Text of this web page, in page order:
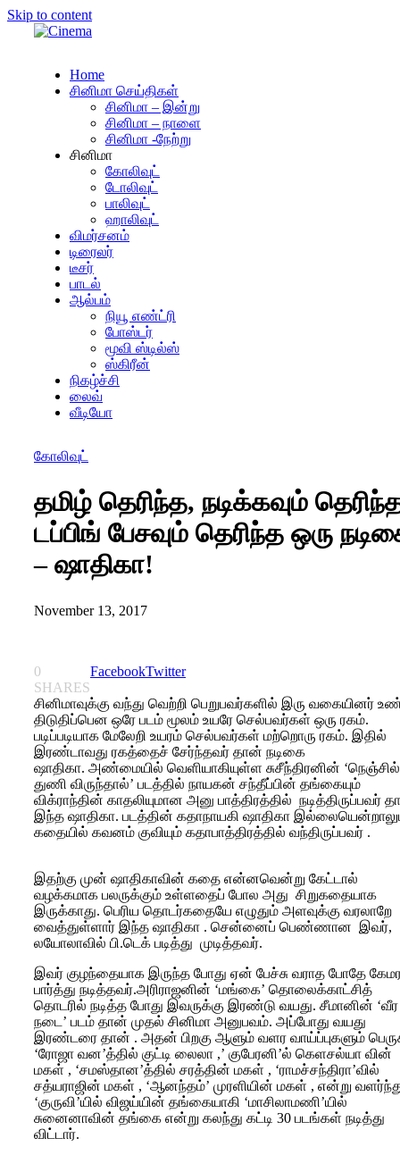
Skip to content
Home
சினிமா செய்திகள்
சினிமா – இன்று
சினிமா – நாளை
சினிமா -நேற்று
சினிமா
கோலிவுட்
டோலிவுட்
பாலிவுட்
ஹாலிவுட்
விமர்சனம்
டிரைலர்
டீசர்
பாடல்
ஆல்பம்
நியூ எண்ட்ரி
போஸ்டர்
மூவி ஸ்டில்ஸ்
ஸ்கிரீன்
நிகழ்ச்சி
லைவ்
வீடியோ
கோலிவுட்
தமிழ் தெரிந்த, நடிக்கவும்
டப்பிங் பேசவும் தெரிந்த ஒரு
– ஷாதிகா!
November 13, 2017
0
SHARES
FacebookTwitter
சினிமாவுக்கு வந்து வெற்றி பெறுபவர்களில் இரு வகையினர்
திடுதிப்பென ஒரே படம் மூலம் உயரே செல்பவர்கள் ஒரு ரகம்.
படிப்படியாக மேலேறி உயரம் செல்பவர்கள் மற்றொரு ரகம். இதில்
இரண்டாவது ரகத்தைச் சேர்ந்தவர் தான் நடிகை
ஷாதிகா. அண்மையில் வெளியாகியுள்ள சுசீந்திரனின் ‘நெஞ்சில்
துணி விருந்தால்’ படத்தில் நாயகன் சந்தீப்பின் தங்கையும்
விக்ராந்தின் காதலியுமான அனு பாத்திரத்தில் நடித்திருப்பவர்
இந்த ஷாதிகா. படத்தின் கதாநாயகி ஷாதிகா
கதையில் கவனம் குவியும் கதாபாத்திரத்தில் வந்திருப்பவர் .
இதற்கு முன் ஷாதிகாவின் கதை என்னவென்று கேட்டால்
வழக்கமாக பலருக்கும் உள்ளதைப் போல அது சிறுகதையாக
இருக்காது. பெரிய தொடர்கதையே எழுதும் அளவுக்கு வரலாறே
வைத்துள்ளார் இந்த ஷாதிகா . சென்னைப் பெண்ணான இவர்,
லயோலாவில் பி.டெக் படித்து முடித்தவர்.
இவர் குழந்தையாக இருந்த போது ஏன் பேச்சு வராத போதே
பார்த்து நடித்தவர்.அரிராஜனின் ‘மங்கை’ தொலைக்காட்சித்
தொடரில் நடித்த போது இவருக்கு இரண்டு வயது. சீமானின் ‘வீர
நடை’ படம் தான் முதல் சினிமா அனுபவம். அப்போது வயது
இரண்டரை தான் . அதன் பிறகு ஆளும் வளர வாய்ப்புகளும்
‘ரோஜா வன’த்தில் குட்டி லைலா ,’ குபேரனி’ல் கெளசல்யா வின்
மகள் , ‘சமஸ்தான’த்தில் சரத்தின் மகள் , ‘ராமச்சந்திரா’வில்
சத்யராஜின் மகள் , ‘ஆனந்தம்’ முரளியின் மகள் , என்று
‘குருவி’யில் விஜய்யின் தங்கையாகி ‘மாசிலாமணி’யில்
சுனைனாவின் தங்கை என்று கலந்து கட்டி 30 படங்கள் நடித்து
விட்டார்.